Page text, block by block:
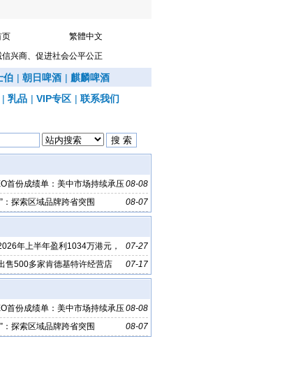
页
繁體中文
信兴商、促进社会公平公正
伯 | 朝日啤酒 | 麒麟啤酒
| 乳品 | VIP专区 | 联系我们
08-08
首份成绩单：美中市场持续承压
08-07
：探索区域品牌跨省突围
07-27
年上半年盈利1034万港元，
07-17
售500多家肯德基特许经营店
08-08
首份成绩单：美中市场持续承压
08-07
：探索区域品牌跨省突围